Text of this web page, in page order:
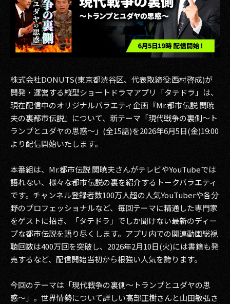
タテドラ
その他事業
2025
2024
2023
2021
2020
2019
2018
2017
2016
PRIVACY POLICY
株式会社DONUTS(東京都渋谷区、代表取締役:西村啓成)が
開発・運営する縦型ショートドラマアプリ「タテドラ」は、
現在配信中のオリジナルバラエティ企画『Mr.都市伝説 関暁
夫の裏都市伝説』について、新テーマ「現代戦争の裏側〜ト
ランプとユダヤの思惑〜」(全15話)を2026年6月5日(金)19:00
より配信開始いたします。
本番組は、Mr.都市伝説 関暁夫さんがテレビやYouTubeでは
語れない、様々な都市伝説の裏を紹介するトークバラエティ
です。チャンネル登録者数100万人超の人気YouTuberや各分
野のプロフェッショナルなど、毎回テーマに精通した専門家
をゲストに招き、「タテドラ」でしか聞けない最新のディー
プな都市伝説を語り尽くします。アプリ内での関連動画総視
聴回数は400万回を突破し、2026年2月10日(火)には書籍も発
売するなど、配信開始当初から根強い人気を誇ります。
今回のテーマは「現代戦争の裏側〜トランプとユダヤの思
惑〜」。世界情勢について詳しい高部正樹さんと山田敏弘さ